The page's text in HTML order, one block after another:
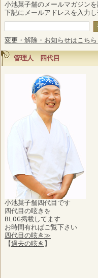
小池菓子舗のメールマガジン
下記にメールアドレスを入力
変更・解除・お知らせはこち
管理人 四代目
小池菓子舗四代目です
四代目の呟きを
BLOG掲載してます
お時間有ればご覧下さい
四代目の呟き≫
【過去の呟き 】